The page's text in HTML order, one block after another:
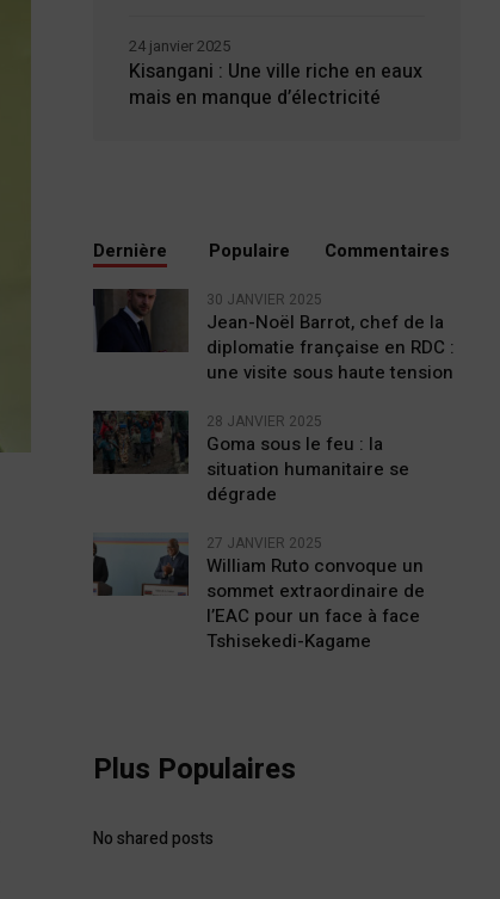
Kisangani : Une ville riche en eaux
mais en manque d’électricité
24 janvier 2025
Dernière Populaire Commentaires
30 JANVIER 2025
Jean-Noël Barrot, chef de la
diplomatie française en RDC :
une visite sous haute tension
28 JANVIER 2025
Goma sous le feu : la
situation humanitaire se
dégrade
27 JANVIER 2025
William Ruto convoque un
sommet extraordinaire de
l’EAC pour un face à face
Tshisekedi-Kagame
Plus Populaires
No shared posts